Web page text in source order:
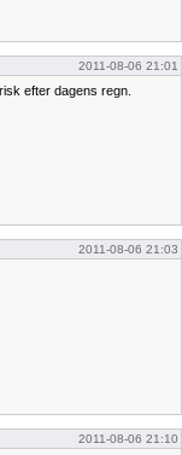
2011-08-06 21:01
efter dagens regn.
2011-08-06 21:03
2011-08-06 21:10